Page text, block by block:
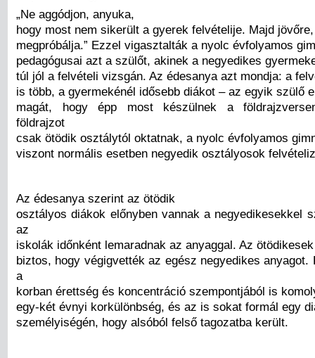
„Ne aggódjon, anyuka,
hogy most nem sikerült a gyerek felvételije. Majd
megpróbálja.” Ezzel vigasztalták a nyolc évfolyamos
pedagógusai azt a szülőt, akinek a negyedikes
túl jól a felvételi vizsgán. Az édesanya azt mondja: a
is több, a gyermekénél idősebb diákot – az egyik szülő
magát, hogy épp most készülnek a
földrajzot
csak ötödik osztálytól oktatnak, a nyolc évfolyamos
viszont normális esetben negyedik osztályosok
Az édesanya szerint az ötödik
osztályos diákok előnyben vannak a negyedikesekkel
az
iskolák időnként lemaradnak az anyaggal. Az
biztos, hogy végigvették az egész negyedikes anyagot.
a
korban érettség és koncentráció szempontjából is
egy-két évnyi korkülönbség, és az is sokat formál egy
személyiségén, hogy alsóból felső tagozatba került.